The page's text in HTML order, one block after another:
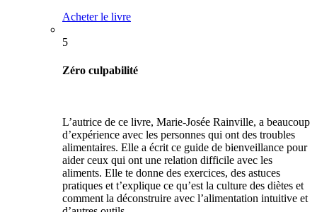
Acheter le livre
5
Zéro culpabilité
L’autrice de ce livre, Marie-Josée Rainville, a beaucoup
d’expérience avec les personnes qui ont des troubles
alimentaires. Elle a écrit ce guide de bienveillance pour
aider ceux qui ont une relation difficile avec les
aliments. Elle te donne des exercices, des astuces
pratiques et t’explique ce qu’est la culture des diètes et
comment la déconstruire avec l’alimentation intuitive et